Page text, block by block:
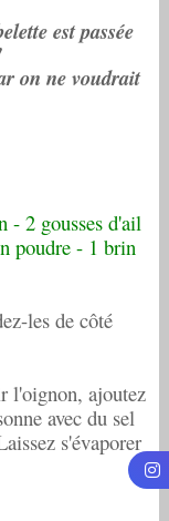
est passée
on ne voudrait
- 2 gousses d'ail
poudre - 1 brin
les de côté
l'oignon, ajoutez
avec du sel
s'évaporer